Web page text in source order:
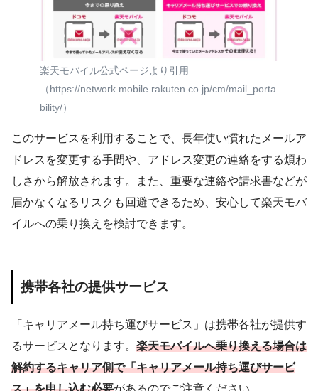
楽天モバイル公式ページより引用
（https://network.mobile.rakuten.co.jp/cm/mail_porta
bility/）
このサービスを利用することで、長年使い慣れたメールア
ドレスを変更する手間や、アドレス変更の連絡をする煩わ
しさから解放されます。また、重要な連絡や請求書などが
届かなくなるリスクも回避できるため、安心して楽天モバ
イルへの乗り換えを検討できます。
携帯各社の提供サービス
「キャリアメール持ち運びサービス」は携帯各社が提供す
るサービスとなります。 楽天モバイルへ乗り換える場合は
解約するキャリア側で「キャリアメール持ち運びサービ
ス」を申し込む必要があるのでご注意ください。